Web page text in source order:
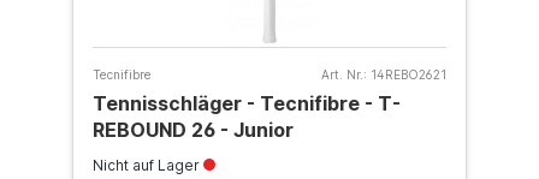
Tecnifibre Art. Nr.: 14REBO2621
Tennisschläger - Tecnifibre - T-
REBOUND 26 - Junior
Nicht auf Lager